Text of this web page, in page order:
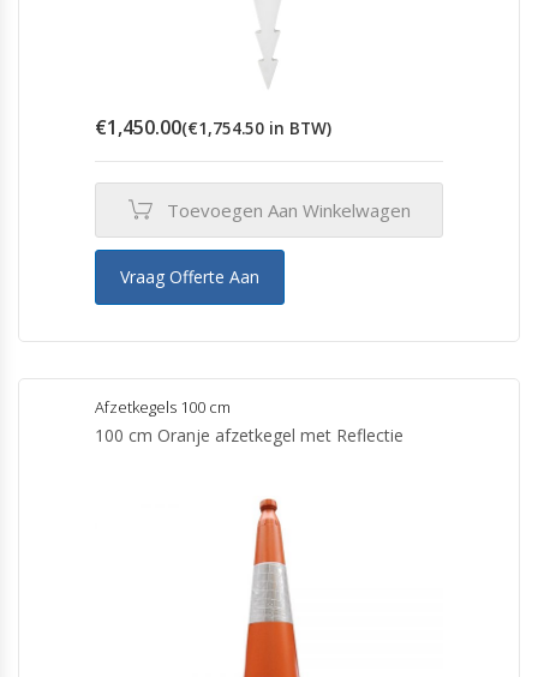
€1,450.00(€1,754.50 in BTW)
Toevoegen Aan Winkelwagen
Vraag Offerte Aan
Afzetkegels 100 cm
100 cm Oranje afzetkegel met Reflectie